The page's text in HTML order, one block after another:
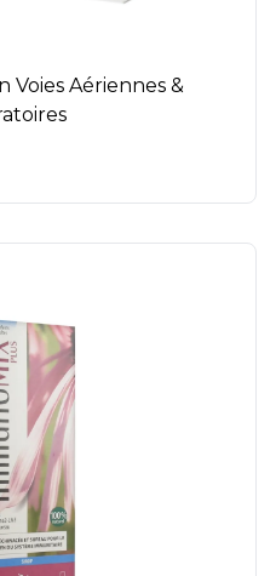
Voies Aériennes &